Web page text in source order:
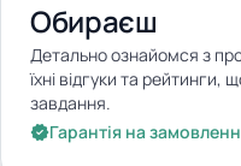
Обираєш
Детально ознайомся з
їхні відгуки та
завдання.
Гарантія на